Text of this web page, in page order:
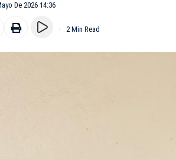
De 2026 14:36
2 Min Read